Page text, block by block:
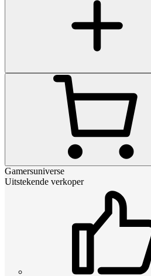
Gamersuniverse
Uitstekende verkoper